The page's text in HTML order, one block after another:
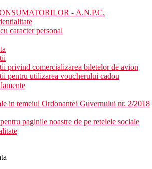
- A.N.P.C.
caracter personal
privind comercializarea biletelor de avion
pentru utilizarea voucherului cadou
in temeiul Ordonantei Guvernului nr. 2/2018
paginile noastre de pe retelele sociale